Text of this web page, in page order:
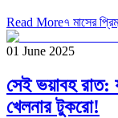
Read More৭ মাসের
01 June 2025
সেই ভয়াবহ রাত:
খেলনার টুকরো!